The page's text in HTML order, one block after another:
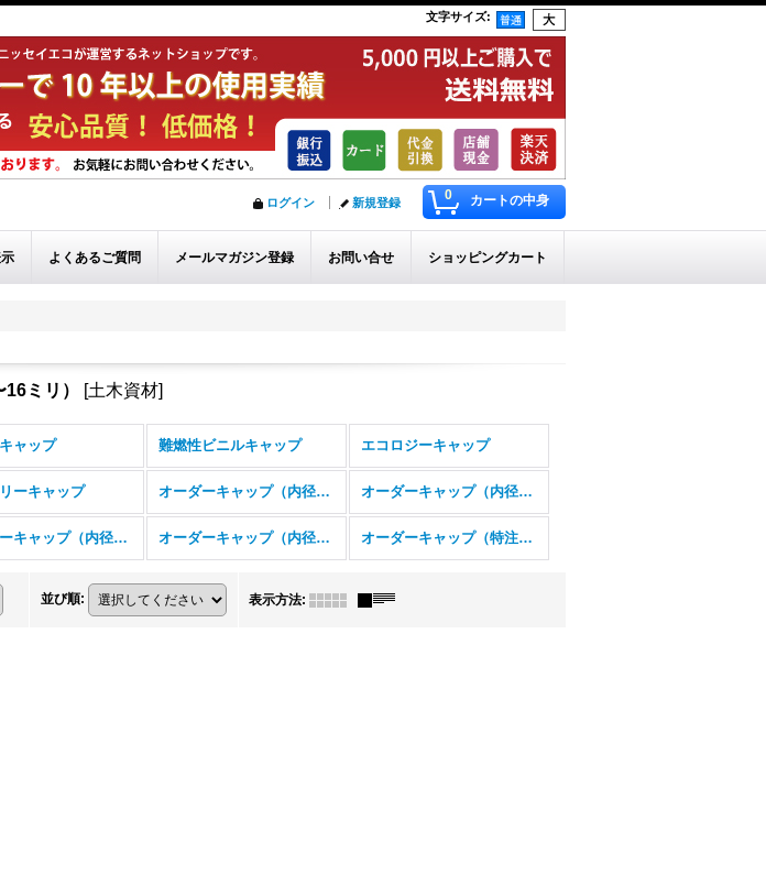
文字サイズ:
0 カートの中身
ログイン 新規登録
よくあるご質問 メールマガジン登録 お問い合せ ショッピングカート
ミリ） [土木資材]
ャップ 難燃性ビニルキャップ エコロジーキャップ
ーキャップ オーダーキャップ（内径2ミリ〜9.5ミリ） オーダーキャップ（内径10ミリ〜16ミリ）
オーダーキャップ（内径26ミリ〜32ミリ） オーダーキャップ（内径34ミリ以上） オーダーキャップ（特注品）
並び順: 表示方法: